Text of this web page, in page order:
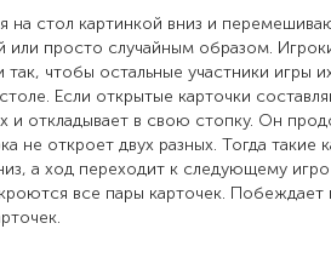
на стол картинкой вниз и
или просто случайным образом.
чтобы остальные участники игры
Если открытые карточки
и откладывает в свою стопку. Он
не откроет двух разных. Тогда такие
а ход переходит к следующему
все пары карточек.